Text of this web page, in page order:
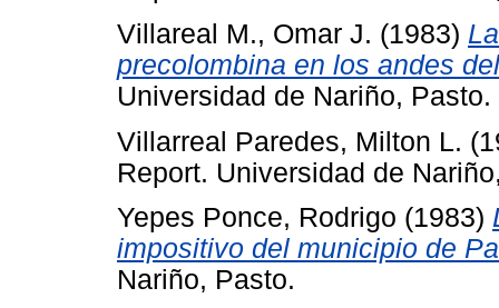
Villareal M., Omar J. (1983)
precolombina en los andes
Universidad de Nariño, Pasto.
Villarreal Paredes, Milton L.
Report. Universidad de
Yepes Ponce, Rodrigo (1983)
impositivo del municipio de
Nariño, Pasto.